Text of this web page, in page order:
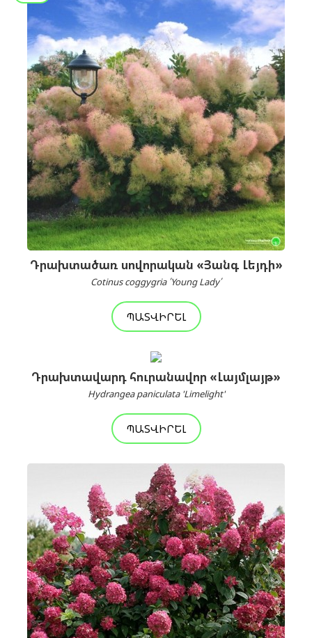
Դրախտածառ սովորական «Յանգ Լեյդի»
Cotinus coggygria ՛Young Lady՛
ՊԱՏՎԻՐԵԼ
Դրախտավարդ հուրանավոր «Լայմլայթ»
Hydrangea paniculata 'Limelight'
ՊԱՏՎԻՐԵԼ